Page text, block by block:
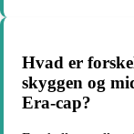
Hvad er
skyggen og
Era-cap?